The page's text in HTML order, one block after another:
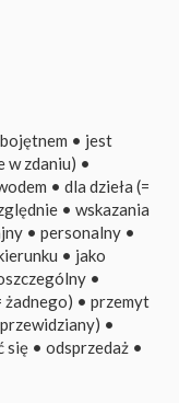
• jest
w zdaniu) •
• dla dzieła (=
• wskazania
• personalny •
• jako
•
żadnego) • przemyt
•
się • odsprzedaż •